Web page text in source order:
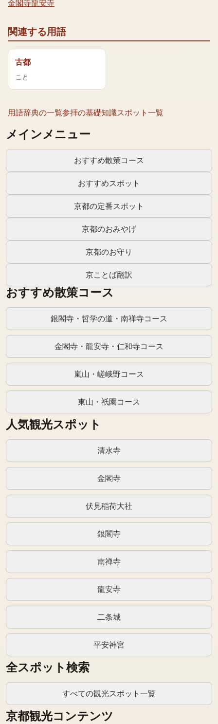
メインメニュー
おすすめ散策コース
おすすめスポット
京都の定番スポット
京都のおみやげ
京都のお守り
京ことば翻訳
おすすめ散策コース
銀閣寺・哲学の道・南禅寺コース
金閣寺・龍安寺・仁和寺コース
嵐山・嵯峨野コース
東山・祇園コース
人気観光スポット
清水寺
金閣寺
伏見稲荷大社
銀閣寺
南禅寺
龍安寺
二条城
平安神宮
全スポット検索
すべての観光スポット一覧
金閣寺龍安寺
関連する用語
古都
こと
用語辞典の一覧参拝の基礎知識スポット一覧
京都観光コンテンツ